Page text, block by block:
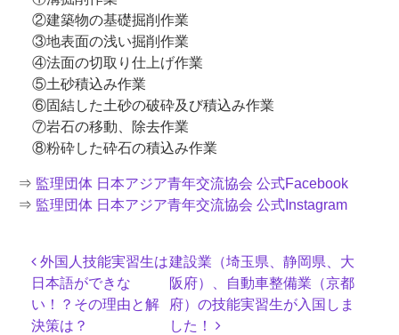
②建築物の基礎掘削作業
③地表面の浅い掘削作業
④法面の切取り仕上げ作業
⑤土砂積込み作業
⑥固結した土砂の破砕及び積込み作業
⑦岩石の移動、除去作業
⑧粉砕した砕石の積込み作業
⇒ 監理団体 日本アジア青年交流協会 公式Facebook
⇒ 監理団体 日本アジア青年交流協会 公式Instagram
投
稿
ナ
ビ
外国人技能実習生は
日本語ができな
い！？その理由と解
決策は？
建設業（埼玉県、静岡県、大
阪府）、自動車整備業（京都
府）の技能実習生が入国しま
した！